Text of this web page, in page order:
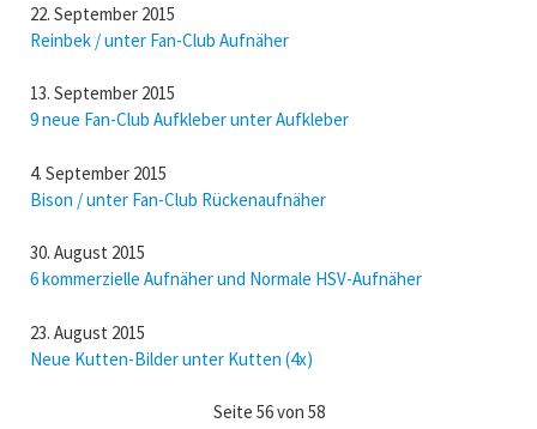
22. September 2015
Reinbek / unter Fan-Club Aufnäher
13. September 2015
9 neue Fan-Club Aufkleber unter Aufkleber
4. September 2015
Bison / unter Fan-Club Rückenaufnäher
30. August 2015
6 kommerzielle Aufnäher und Normale HSV-Aufnäher
23. August 2015
Neue Kutten-Bilder unter Kutten (4x)
Seite 56 von 58